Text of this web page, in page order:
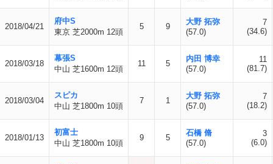
2018/04/21
府中S
東京 芝2000m 12頭
5 9
大野 拓弥
(57.0)
7
(34.6)
2018/03/18
幕張S
中山 芝1600m 12頭
11 5
内田 博幸
(57.0)
11
(81.7)
2018/03/04
スピカ
中山 芝1800m 10頭
7 1
大野 拓弥
(57.0)
7
(18.2)
2018/01/13
初富士
中山 芝1800m 10頭
9 5
石橋 脩
(57.0)
3
(6.0)